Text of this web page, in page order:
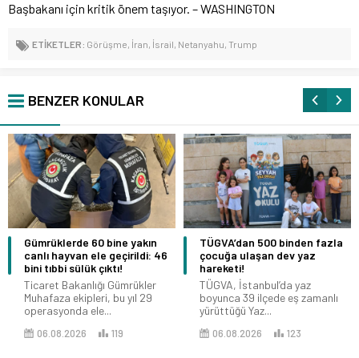
Başbakanı için kritik önem taşıyor. – WASHINGTON
ETİKETLER: Görüşme, İran, İsrail, Netanyahu, Trump
BENZER KONULAR
Gümrüklerde 60 bine yakın
canlı hayvan ele geçirildi: 46
bini tıbbi sülük çıktı!
Ticaret Bakanlığı Gümrükler
Muhafaza ekipleri, bu yıl 29
operasyonda ele...
06.08.2026 119
TÜGVA’dan 500 binden fazla
çocuğa ulaşan dev yaz
hareketi!
TÜGVA, İstanbul’da yaz
boyunca 39 ilçede eş zamanlı
yürüttüğü Yaz...
06.08.2026 123